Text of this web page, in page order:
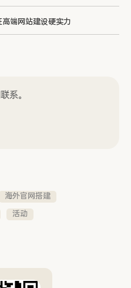
端网站建设硬实力
系。
海外官网搭建
活动